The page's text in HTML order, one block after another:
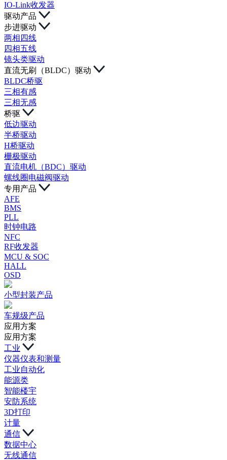
IO-Link收发器
驱动产品
步进驱动
两相四线
四相五线
镜头类驱动
直流无刷（BLDC）驱动
BLDC桥驱
三相有感
三相无感
桥驱
低边驱动
半桥驱动
H桥驱动
栅极驱动
直流电机（BDC）驱动
螺线圈电磁阀驱动
专用产品
AFE
BMS
PLL
时钟电路
NFC
RF收发器
MCU & SOC
HALL
OSD
小型封装产品
车规级产品
应用方案
应用方案
工业
仪器仪表和测量
工业自动化
能源类
智能楼宇
安防系统
3D打印
计量
通信
数据中心
无线通信